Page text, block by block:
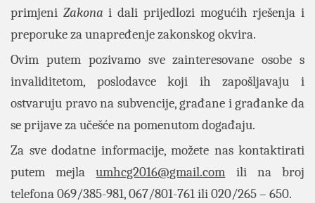
primjeni Zakona i dali prijedlozi mogućih rješenja i
preporuke za unapređenje zakonskog okvira.
Ovim putem pozivamo sve zainteresovane osobe s
invaliditetom, poslodavce koji ih zapošljavaju i
ostvaruju pravo na subvencije, građane i građanke da
se prijave za učešće na pomenutom događaju.
Za sve dodatne informacije, možete nas kontaktirati
putem mejlaumhcg2016@gmail.com ili na broj
telefona 069/385-981, 067/801-761 ili 020/265 – 650.